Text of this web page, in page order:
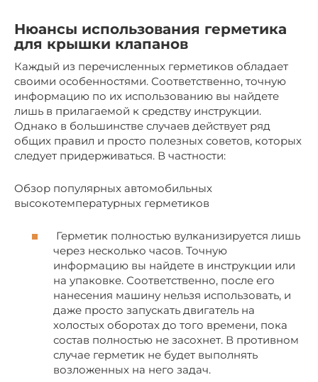
Нюансы использования герметика
для крышки клапанов
Каждый из перечисленных герметиков обладает
своими особенностями. Соответственно, точную
информацию по их использованию вы найдете
лишь в прилагаемой к средству инструкции.
Однако в большинстве случаев действует ряд
общих правил и просто полезных советов, которых
следует придерживаться. В частности:
Обзор популярных автомобильных
высокотемпературных герметиков
Герметик полностью вулканизируется лишь
через несколько часов. Точную
информацию вы найдете в инструкции или
на упаковке. Соответственно, после его
нанесения машину нельзя использовать, и
даже просто запускать двигатель на
холостых оборотах до того времени, пока
состав полностью не засохнет. В противном
случае герметик не будет выполнять
возложенных на него задач.